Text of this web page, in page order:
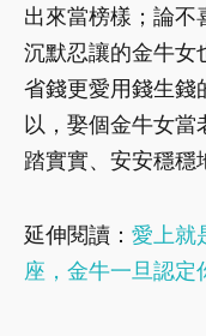
出來當榜樣；論不
沉默忍讓的金牛女
省錢更愛用錢生錢
以，娶個金牛女當
踏實實、安安穩穩
延伸閱讀： 愛上就
座，金牛一旦認定